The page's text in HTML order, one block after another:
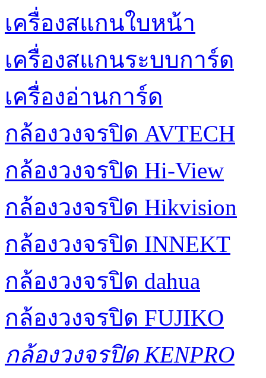
เครื่องสแกนใบหน้า
เครื่องสแกนระบบการ์ด
เครื่องอ่านการ์ด
กล้องวงจรปิด AVTECH
กล้องวงจรปิด Hi-View
กล้องวงจรปิด Hikvision
กล้องวงจรปิด INNEKT
กล้องวงจรปิด dahua
กล้องวงจรปิด FUJIKO
กล้องวงจรปิด KENPRO